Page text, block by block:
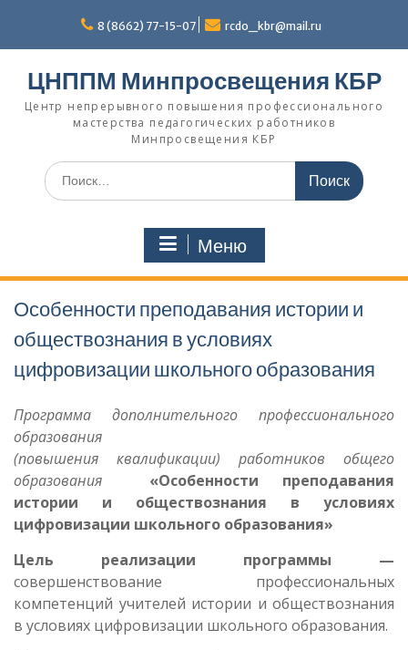
содержимому
8 (8662) 77-15-07 rcdo_kbr@mail.ru
ЦНППМ Минпросвещения КБР
Центр непрерывного повышения профессионального
мастерства педагогических работников
Минпросвещения КБР
Искать:
Меню
Особенности преподавания истории и
обществознания в условиях
цифровизации школьного образования
Программа дополнительного профессионального
образования
(повышения квалификации) работников общего
образования «Особенности преподавания
истории и обществознания в условиях
цифровизации школьного образования»
Цель реализации программы —
совершенствование профессиональных
компетенций учителей истории и обществознания
в условиях цифровизации школьного образования.